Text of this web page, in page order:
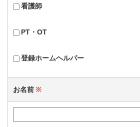
看護師
PT・OT
登録ホームヘルパー
お名前※